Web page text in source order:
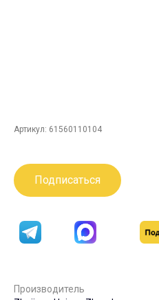
Артикул: 61560110104
Подписаться
Производитель